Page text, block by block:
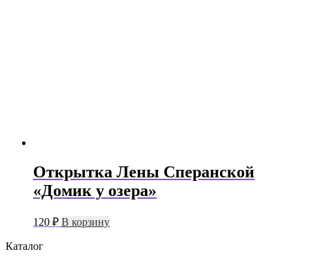
Открытка Лены Сперанской
«Домик у озера»
120 ₽ В корзину
Каталог